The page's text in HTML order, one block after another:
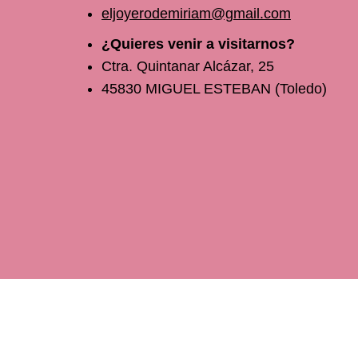
eljoyerodemiriam@gmail.com
¿Quieres venir a visitarnos?
Ctra. Quintanar Alcázar, 25
45830 MIGUEL ESTEBAN (Toledo)